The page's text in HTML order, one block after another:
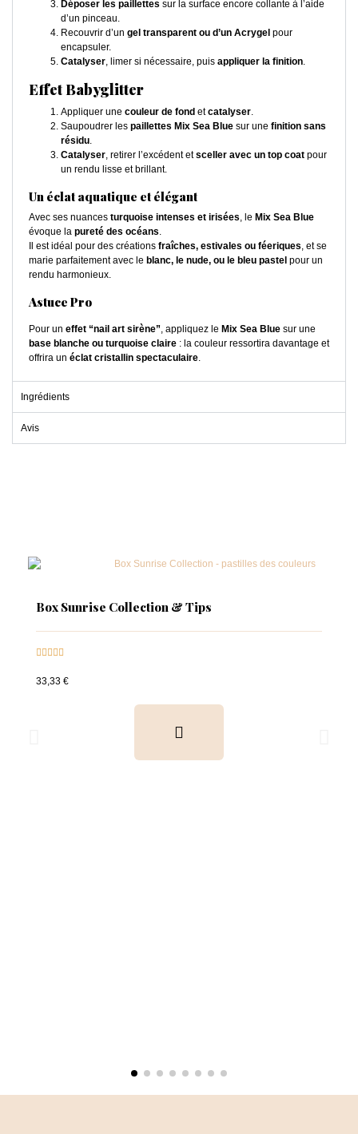
Déposer les paillettes sur la surface encore collante à l’aide
d’un pinceau.
Recouvrir d’un gel transparent ou d’un Acrygel pour
encapsuler.
Catalyser, limer si nécessaire, puis appliquer la finition.
Effet Babyglitter
Appliquer une couleur de fond etcatalyser.
Saupoudrer les paillettes Mix Sea Blue sur une finition sans
résidu.
Catalyser, retirer l’excédent etsceller avec un top coat pour
un rendu lisse et brillant.
Un éclat aquatique et élégant
Avec ses nuances turquoise intenses et irisées, le Mix Sea Blue
évoque la pureté des océans.
Il est idéal pour des créations fraîches, estivales ou féeriques, et se
marie parfaitement avec le blanc, le nude, ou le bleu pastel pour un
rendu harmonieux.
Astuce Pro
Pour un effet “nail art sirène”, appliquez le Mix Sea Blue sur une
base blanche ou turquoise claire : la couleur ressortira davantage et
offrira un éclat cristallin spectaculaire.
Ingrédients
Avis
Box Sunrise Collection & Tips

33,33 €